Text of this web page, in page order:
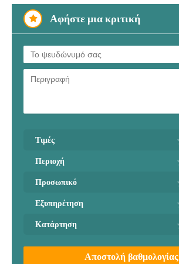
Αφήστε μια κριτική
Τιμές
Περιοχή
Προσωπικό
Εξυπηρέτηση
Κατάρτηση
Αποστολή βαθμολογίας